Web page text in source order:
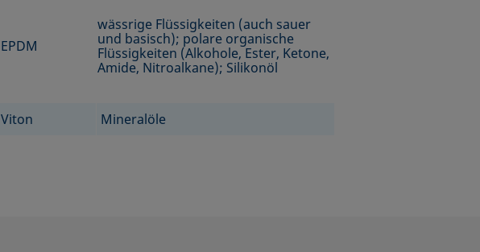
EPDM
wässrige Flüssigkeiten (auch sauer
und basisch); polare organische
Flüssigkeiten (Alkohole, Ester, Ketone,
Amide, Nitroalkane); Silikonöl
Viton Mineralöle